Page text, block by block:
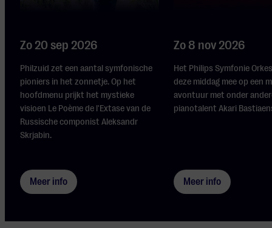
Zo 20 sep 2026
Philzuid zet een aantal symfonische
pioniers in het zonnetje. Op het
hoofdmenu prijkt het mystieke
visioen Le Poème de l'Extase van de
Russische componist Aleksandr
Skrjabin.
Meer info
Zo 8 nov 2026
Het Philips Symfonie
deze middag mee op een
avontuur met onder
pianotalent Akari
Meer info